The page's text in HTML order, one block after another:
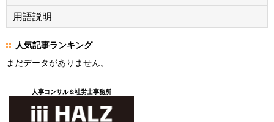
用語説明
人気記事ランキング
まだデータがありません。
人事コンサル＆社労士事務所